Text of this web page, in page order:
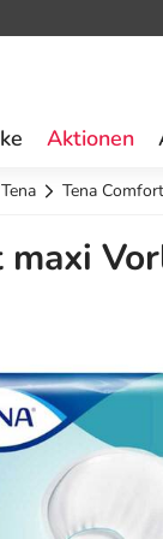
Aktionen
Tena Tena